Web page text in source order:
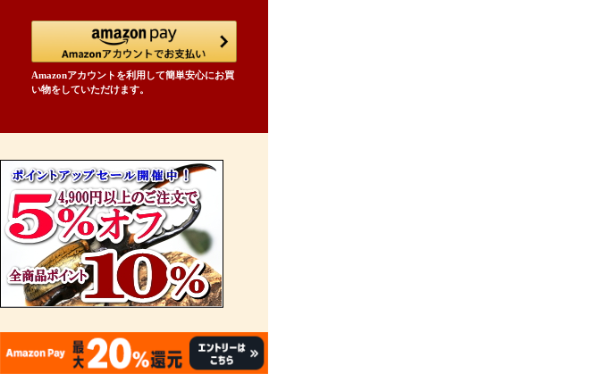
Amazonアカウントを利用して簡単安心にお買
い物をしていただけます。